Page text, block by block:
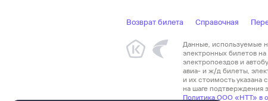
Возврат билета Справочная
Данные, используемые
электронных билетов
электропоездов и
авиа- и ж/д билеты,
и их стоимость указана
на шаге подтверждения
Политика ООО «НТТ» в